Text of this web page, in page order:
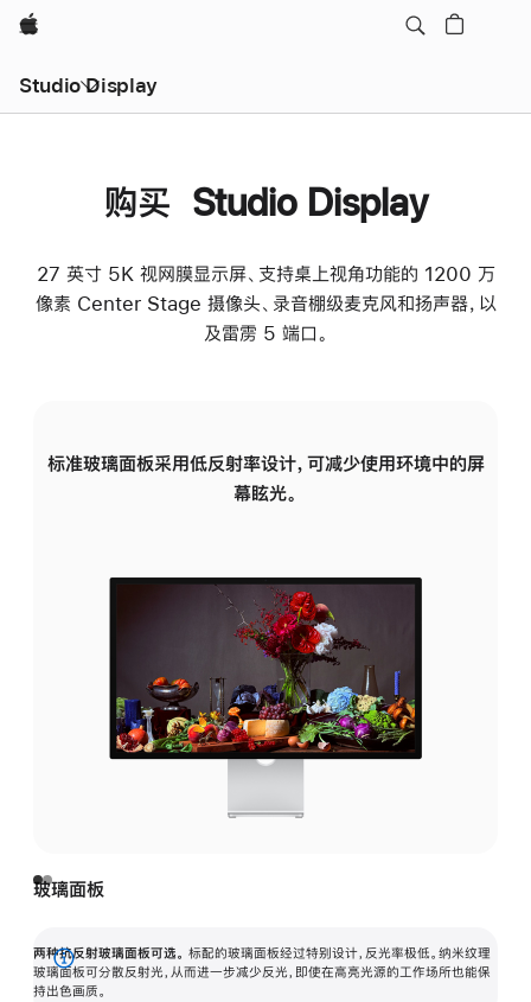
Apple
Studio Display
购买 Studio Display
27 英寸 5K 视网膜显示屏、支持桌上视角功能的 1200 万
像素 Center Stage 摄像头、录音棚级麦克风和扬声器，以
及雷雳 5 端口。
标准玻璃面板采用低反射率设计，可减少使用环境中的屏
幕眩光。
玻璃面板
两种抗反射玻璃面板可选。 标配的玻璃面板经过特别设计，反光率极低。纳米纹理
玻璃面板可分散反射光，从而进一步减少反光，即使在高亮光源的工作场所也能保
持出色画质。
展